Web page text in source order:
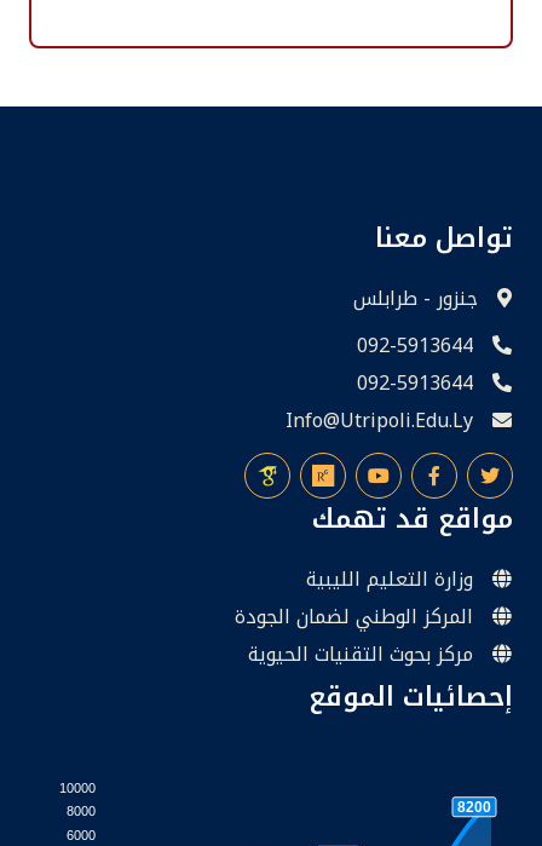
تواصل معنا
جنزور - طرابلس
092-5913644
092-5913644
Info@utripoli.edu.ly
مواقع قد تهمك
وزارة التعليم الليبية
المركز الوطني لضمان الجودة
مركز بحوث التقنيات الحيوية
إحصائيات الموقع
10000
8000
6000
8200